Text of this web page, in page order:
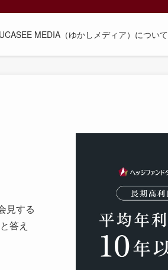
MEDIA（ゆかしメディア）について
見する
答え